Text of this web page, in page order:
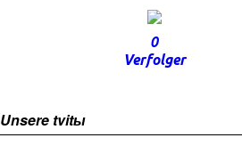
0
Verfolger
Unsere tvitы